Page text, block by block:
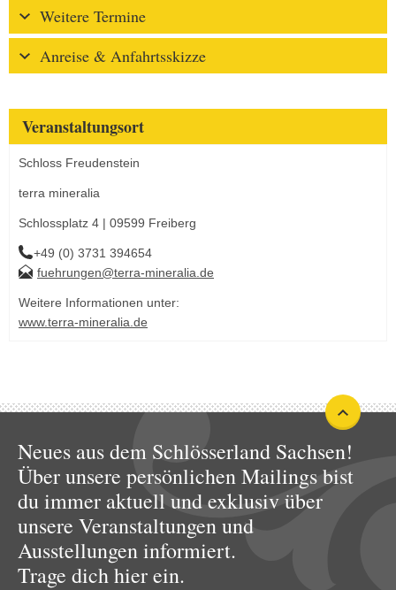
Weitere Termine
Anreise & Anfahrtsskizze
Veranstaltungsort
Schloss Freudenstein
terra mineralia
Schlossplatz 4 | 09599 Freiberg
+49 (0) 3731 394654
fuehrungen@terra-mineralia.de
Weitere Informationen unter:
www.terra-mineralia.de
Neues aus dem Schlösserland Sachsen!
Über unsere persönlichen Mailings bist
du immer aktuell und exklusiv über
unsere Veranstaltungen und
Ausstellungen informiert.
Trage dich hier ein.